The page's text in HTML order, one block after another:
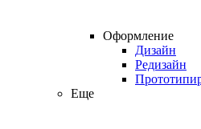
Оформление
Дизайн
Редизайн
Еще